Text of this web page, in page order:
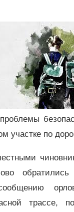
участке по
обратились
трассе,